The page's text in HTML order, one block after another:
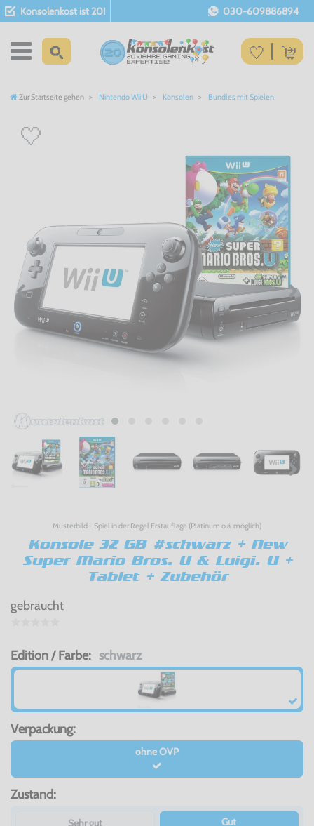
Konsolenkost ist 20! 030-609886894
Zur Startseite gehen Nintendo Wii U Konsolen Bundles mit Spielen
Musterbild - Spiel in der Regel Erstauflage (Platinum o.ä. möglich)
Konsole 32 GB #schwarz + New
Super Mario Bros. U & Luigi. U +
Tablet + Zubehör
gebraucht
Edition / Farbe: schwarz
Verpackung:
ohne OVP
Zustand:
Sehr gut
Gut